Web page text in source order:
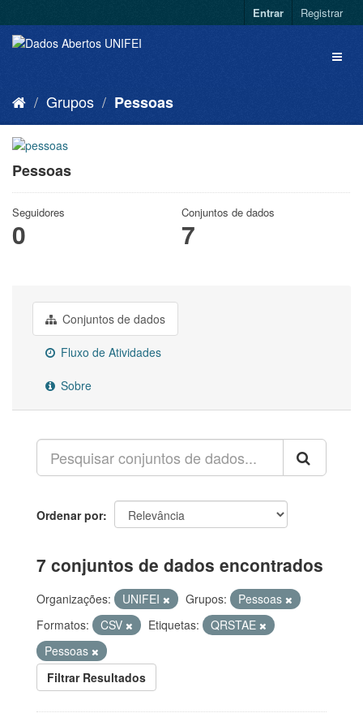
Entrar Registrar
Grupos Pessoas
Pessoas
Seguidores
0
Conjuntos de dados
7
Conjuntos de dados
Fluxo de Atividades
Sobre
Ordenar por
7 conjuntos de dados encontrados
Organizações: UNIFEI Grupos:
Pessoas
Formatos:
CSV Etiquetas:
QRSTAE
Pessoas
Filtrar Resultados